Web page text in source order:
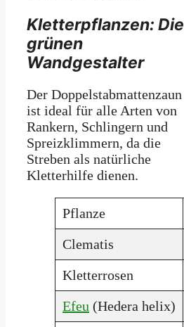
Kletterpflanzen: Die
grünen
Wandgestalter
Der Doppelstabmattenzaun
ist ideal für alle Arten von
Rankern, Schlingern und
Spreizklimmern, da die
Streben als natürliche
Kletterhilfe dienen.
Pflanze
Clematis
Kletterrosen
Efeu (Hedera helix)